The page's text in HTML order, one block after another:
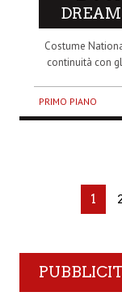
Costume
continuità con
PRIMO PIANO
1